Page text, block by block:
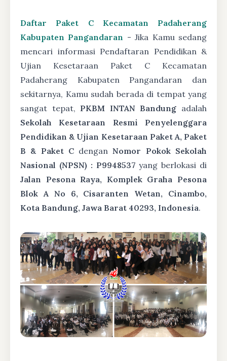
Daftar Paket C Kecamatan Padaherang
Kabupaten Pangandaran - Jika Kamu sedang
mencari informasi Pendaftaran Pendidikan &
Ujian Kesetaraan Paket C Kecamatan
Padaherang Kabupaten Pangandaran dan
sekitarnya, Kamu sudah berada di tempat yang
sangat tepat, PKBM INTAN Bandung adalah
Sekolah Kesetaraan Resmi Penyelenggara
Pendidikan & Ujian Kesetaraan Paket A, Paket
B & Paket CdenganNomor Pokok Sekolah
Nasional (NPSN) : P9948537 yang berlokasi di
Jalan Pesona Raya, Komplek Graha Pesona
Blok A No 6, Cisaranten Wetan, Cinambo,
Kota Bandung, Jawa Barat 40293, Indonesia.